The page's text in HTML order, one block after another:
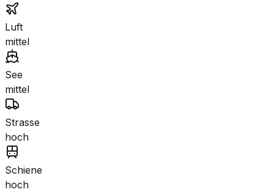
Luft
mittel
See
mittel
Strasse
hoch
Schiene
hoch